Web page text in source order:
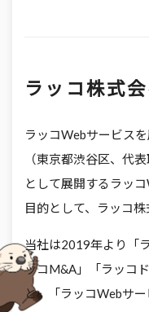
ラッコ株式
ラッコWebサービス
（東京都渋谷区、代
として展開するラッ
目的として、ラッコ
当社は2019年より「
ッコM&A」「ラッコ
と、「ラッコWebサ